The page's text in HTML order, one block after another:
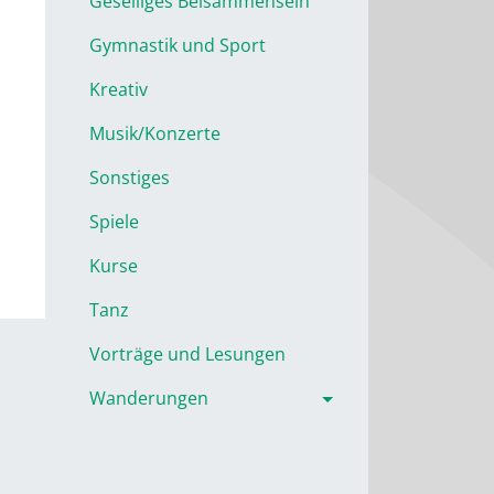
Gymnastik und Sport
Kreativ
Musik/Konzerte
Sonstiges
Spiele
Kurse
Tanz
Vorträge und Lesungen
Wanderungen